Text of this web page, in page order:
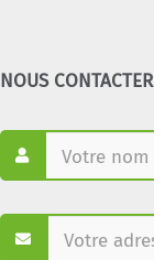
NOUS CONTACTER